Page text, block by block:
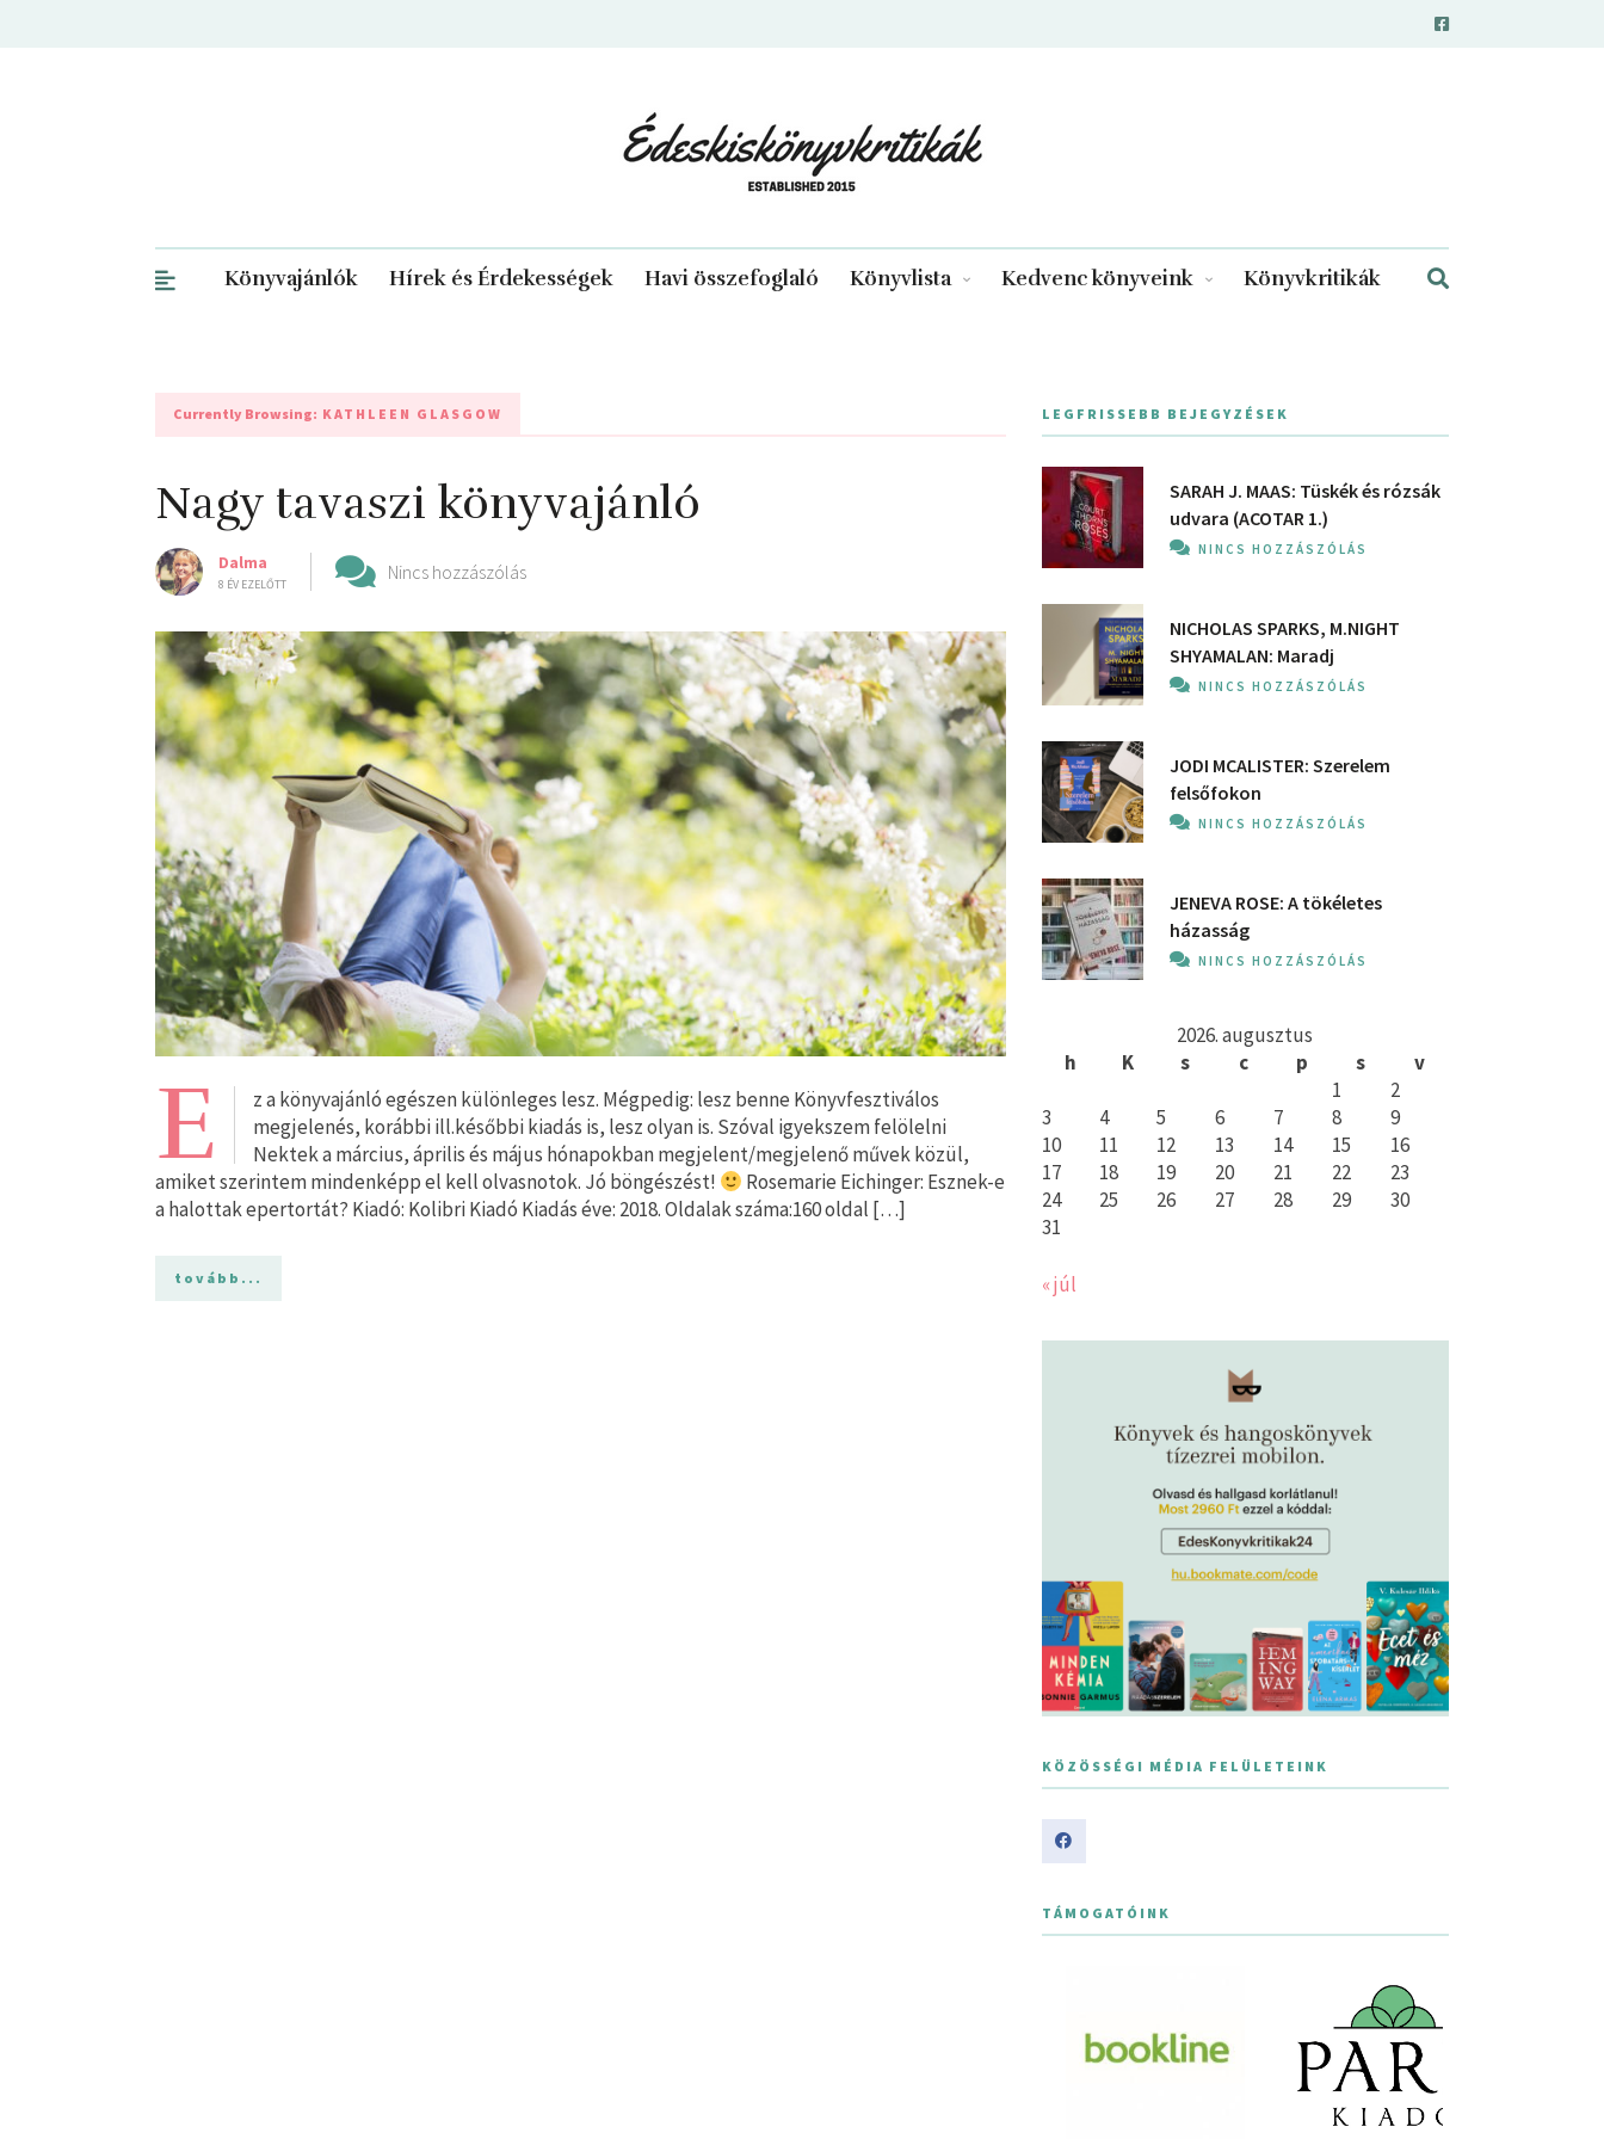
Könyvajánlók Hírek és Érdekességek Havi összefoglaló Könyvlista Kedvenc könyveink Könyvkritikák
Currently Browsing: KATHLEEN GLASGOW
Nagy tavaszi könyvajánló
Dalma
8 ÉV EZELŐTT
Nincs hozzászólás
E
z a könyvajánló egészen különleges lesz. Mégpedig: lesz benne Könyvfesztiválos
megjelenés, korábbi ill.későbbi kiadás is, lesz olyan is. Szóval igyekszem felölelni
Nektek a március, április és május hónapokban megjelent/megjelenő művek közül,
amiket szerintem mindenképp el kell olvasnotok. Jó böngészést!
Rosemarie Eichinger: Esznek-e
​a halottak epertortát? Kiadó: Kolibri Kiadó Kiadás éve: 2018. Oldalak száma:160 oldal […]
tovább...
LEGFRISSEBB BEJEGYZÉSEK
SARAH J. MAAS: Tüskék és rózsák
udvara (ACOTAR 1.)
NINCS HOZZÁSZÓLÁS
NICHOLAS SPARKS, M.NIGHT
SHYAMALAN: Maradj
NINCS HOZZÁSZÓLÁS
JODI MCALISTER: Szerelem
felsőfokon
NINCS HOZZÁSZÓLÁS
JENEVA ROSE: A ​tökéletes
házasság
NINCS HOZZÁSZÓLÁS
2026. augusztus
h
K s c p s
v
1
2
3
4 5 6 7 8
9
10
11 12 13 14 15
16
17
18 19 20 21 22
23
24
25 26 27 28 29
30
31
« júl
KÖZÖSSÉGI MÉDIA FELÜLETEINK
TÁMOGATÓINK